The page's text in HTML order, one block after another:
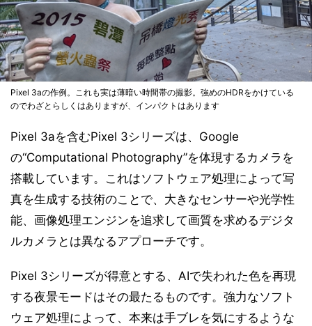
Pixel 3aの作例。これも実は薄暗い時間帯の撮影。強めのHDRをかけている
のでわざとらしくはありますが、インパクトはあります
Pixel 3aを含むPixel 3シリーズは、Google
の“Computational Photography”を体現するカメラを
搭載しています。これはソフトウェア処理によって写
真を生成する技術のことで、大きなセンサーや光学性
能、画像処理エンジンを追求して画質を求めるデジタ
ルカメラとは異なるアプローチです。
Pixel 3シリーズが得意とする、AIで失われた色を再現
する夜景モードはその最たるものです。強力なソフト
ウェア処理によって、本来は手ブレを気にするような